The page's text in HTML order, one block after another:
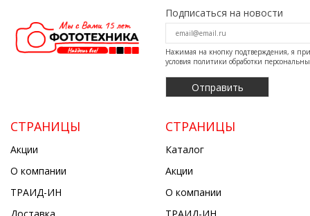
Подписаться на новости
Нажимая на кнопку подтверждения, я
условия политики обработки
СТРАНИЦЫ
Акции
О компании
ТРАИД-ИН
СТРАНИЦЫ
Каталог
Акции
О компании